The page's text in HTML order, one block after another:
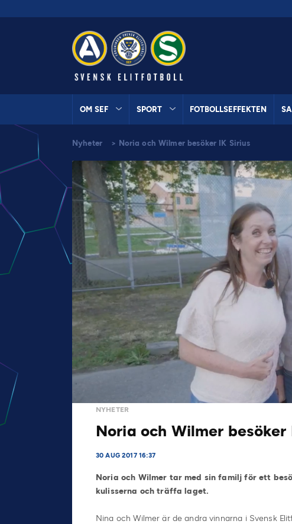
OM SEF SPORT FOTBOLLSEFFEKTEN
Nyheter > Noria och Wilmer besöker IK Sirius
NYHETER
Noria och Wilmer besöker
30 AUG 2017 16:37
Noria och Wilmer tar med sin familj för ett
kulisserna och träffa laget.
Nina och Wilmer är de andra vinnarna i Svensk